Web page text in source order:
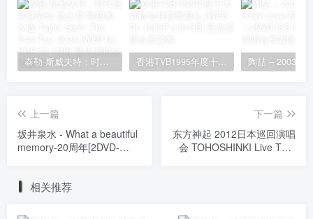
泰勒·斯威夫特：时代巡回演唱会 迪士尼·终极加长版 Taylor Swift: The Eras Tour 2024 [WEB-DL HDR 23.1GB] 香港TVB1995年度十大劲歌金曲颁奖典礼 [WEB-DL 1080P 3.81GB]
上一篇
坂井泉水 - What a beautiful
memory-20周年[2DVD-
下一篇
东方神起 2012日本巡回演唱
会 TOHOSHINKI Live Tour
相关推荐